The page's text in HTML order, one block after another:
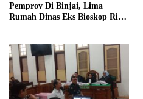
Pemprov Di Binjai, Lima
Rumah Dinas Eks Bioskop Ria